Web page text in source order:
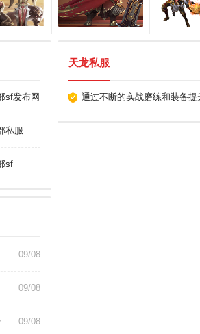
sf发布网
私服
sf
09/08
09/08
09/08
天龙私服
通过不断的实战磨练和装备